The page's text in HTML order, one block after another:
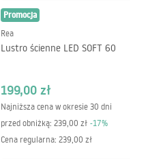
Promocja
Rea
Lustro ścienne LED SOFT 60
199,00 zł
Najniższa cena w okresie 30 dni
przed obniżką: 239,00 zł -17%
Cena regularna: 239,00 zł